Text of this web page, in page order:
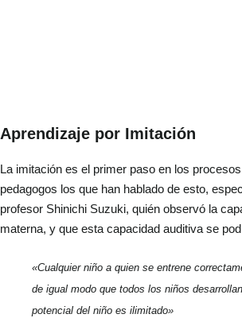
Aprendizaje por Imitación
La imitación es el primer paso en los
pedagogos los que han hablado de esto,
profesor Shinichi Suzuki, quién observó la
materna, y que esta capacidad auditiva se
«Cualquier niño a quien se entrene
de igual modo que todos los niños
potencial del niño es ilimitado»